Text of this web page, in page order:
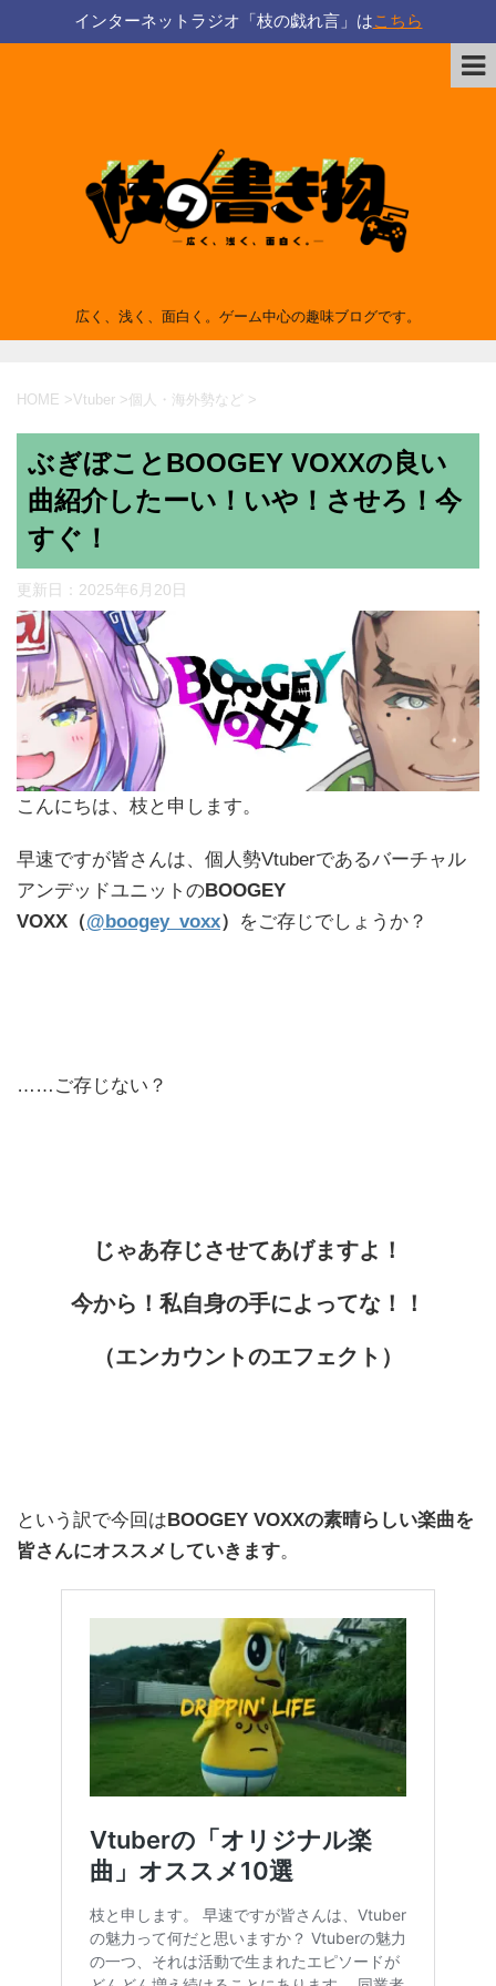
インターネットラジオ「枝の戯れ言」はこちら
広く、浅く、面白く。ゲーム中心の趣味ブログです。
HOME >Vtuber >個人・海外勢など >
ぶぎぼことBOOGEY VOXXの良い
曲紹介したーい！いや！させろ！今
すぐ！
更新日： 2025年6月20日
こんにちは、枝と申します。
早速ですが皆さんは、個人勢Vtuberであるバーチャル
アンデッドユニットのBOOGEY
VOXX（@boogey_voxx） をご存じでしょうか？
……ご存じない？
じゃあ存じさせてあげますよ！
今から！私自身の手によってな！！
（エンカウントのエフェクト）
という訳で今回はBOOGEY VOXXの素晴らしい楽曲を
皆さんにオススメしていきます。